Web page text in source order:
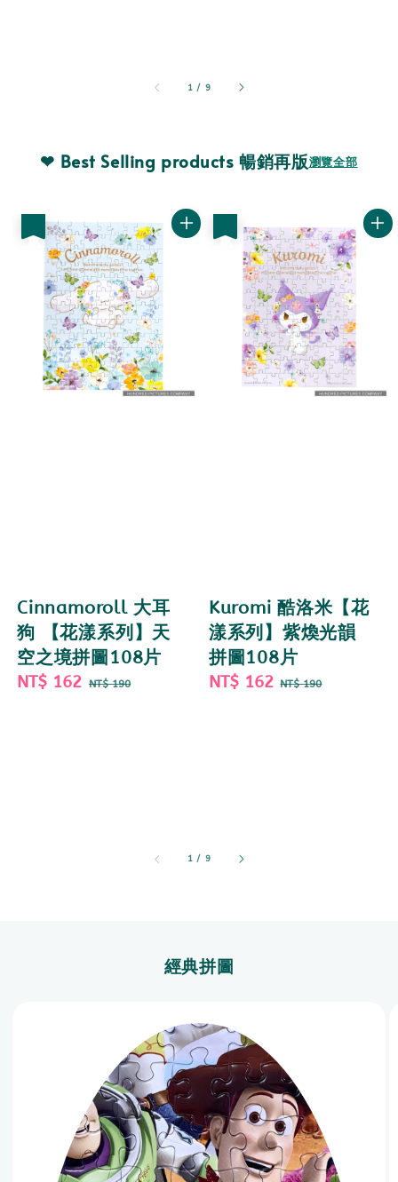
1 / 9
❤ Best Selling products 暢銷再版瀏覽全部
Cinnamoroll 大耳
狗 【花漾系列】天
空之境拼圖108片
Sale
NT$ 162 Regular
NT$ 190
Kuromi 酷洛米【花
漾系列】紫煥光韻
拼圖108片
Sale
NT$ 162 Regular
NT$ 190
1 / 9
經典拼圖